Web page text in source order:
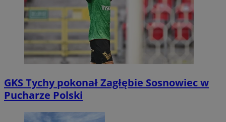
GKS Tychy pokonał Zagłębie Sosnowiec w
Pucharze Polski